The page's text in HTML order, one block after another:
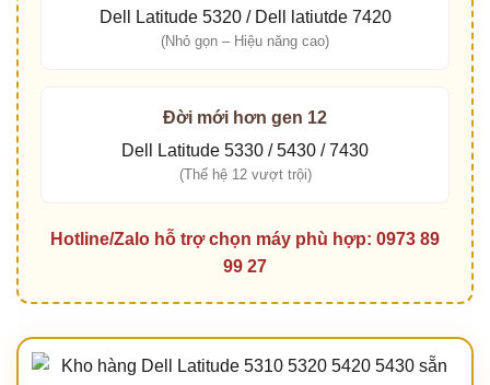
Dell Latitude 5320/ Dell latiutde 7420
(Nhỏ gọn – Hiệu năng cao)
Đời mới hơn gen 12
Dell Latitude 5330 /5430 /7430
(Thế hệ 12 vượt trội)
Hotline/Zalo hỗ trợ chọn máy phù hợp: 0973 89
99 27